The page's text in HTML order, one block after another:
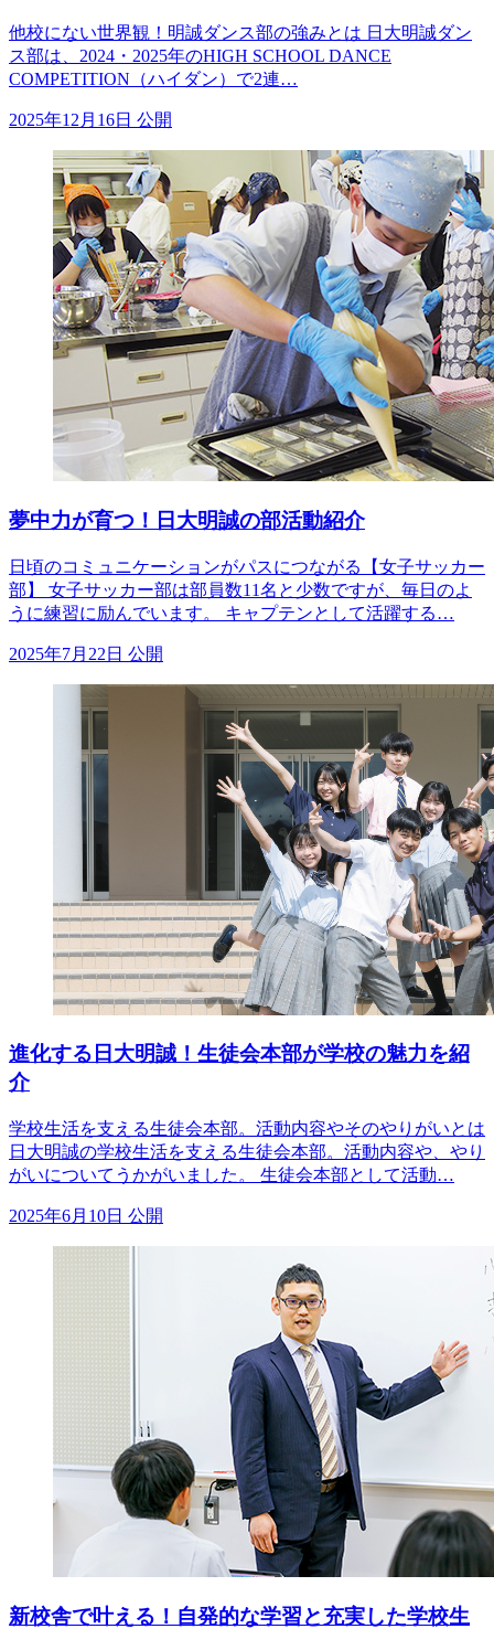
他校にない世界観！明誠ダンス部の強みとは 日大明誠ダン
ス部は、2024・2025年のHIGH SCHOOL DANCE
COMPETITION（ハイダン）で2連…
2025年12月16日 公開
夢中力が育つ！日大明誠の部活動紹介
日頃のコミュニケーションがパスにつながる【女子サッカー
部】 女子サッカー部は部員数11名と少数ですが、毎日のよ
うに練習に励んでいます。 キャプテンとして活躍する…
2025年7月22日 公開
進化する日大明誠！生徒会本部が学校の魅力を紹
介
学校生活を支える生徒会本部。活動内容やそのやりがいとは
日大明誠の学校生活を支える生徒会本部。活動内容や、やり
がいについてうかがいました。 生徒会本部として活動…
2025年6月10日 公開
新校舎で叶える！自発的な学習と充実した学校生